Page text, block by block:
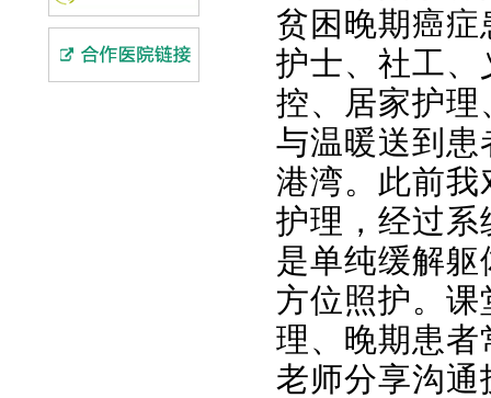
贫困晚期癌
护士、社工
控、居家护
与温暖送到
港湾。此前
护理，经过
是单纯缓解
方位照护。
理、晚期患
老师分享沟